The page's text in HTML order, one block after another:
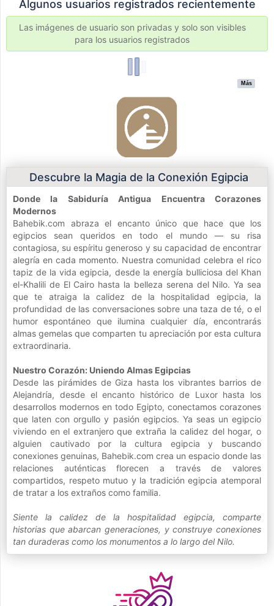
Algunos usuarios registrados recientemente
Las imágenes de usuario son privadas y solo son visibles
para los usuarios registrados
Más
Descubre la Magia de la Conexión Egipcia
Donde la Sabiduría Antigua Encuentra Corazones
Modernos
Bahebik.com abraza el encanto único que hace que los
egipcios sean queridos en todo el mundo — su risa
contagiosa, su espíritu generoso y su capacidad de encontrar
alegría en cada momento. Nuestra comunidad celebra el rico
tapiz de la vida egipcia, desde la energía bulliciosa del Khan
el-Khalili de El Cairo hasta la belleza serena del Nilo. Ya sea
que te atraiga la calidez de la hospitalidad egipcia, la
profundidad de las conversaciones sobre una taza de té, o el
humor espontáneo que ilumina cualquier día, encontrarás
almas gemelas que comparten tu apreciación por esta cultura
extraordinaria.
Nuestro Corazón: Uniendo Almas Egipcias
Desde las pirámides de Giza hasta los vibrantes barrios de
Alejandría, desde el encanto histórico de Luxor hasta los
desarrollos modernos en todo Egipto, conectamos corazones
que laten con orgullo y pasión egipcios. Ya seas un egipcio
viviendo en el extranjero que extraña la calidez del hogar, o
alguien cautivado por la cultura egipcia y buscando
conexiones genuinas, Bahebik.com crea un espacio donde las
relaciones auténticas florecen a través de valores
compartidos, respeto mutuo y la tradición egipcia atemporal
de tratar a los extraños como familia.
Siente la calidez de la hospitalidad egipcia, comparte
historias que abarcan generaciones, y construye conexiones
tan duraderas como los monumentos a lo largo del Nilo.